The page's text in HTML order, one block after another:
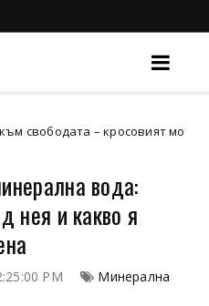
мотор или ATV?
вода:
нея и какво я
PM
Минерална